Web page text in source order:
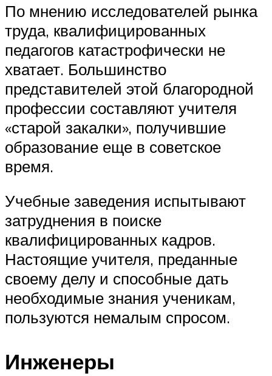
По мнению исследователей рынка
труда, квалифицированных
педагогов катастрофически не
хватает. Большинство
представителей этой благородной
профессии составляют учителя
«старой закалки», получившие
образование еще в советское
время.
Учебные заведения испытывают
затруднения в поиске
квалифицированных кадров.
Настоящие учителя, преданные
своему делу и способные дать
необходимые знания ученикам,
пользуются немалым спросом.
Инженеры